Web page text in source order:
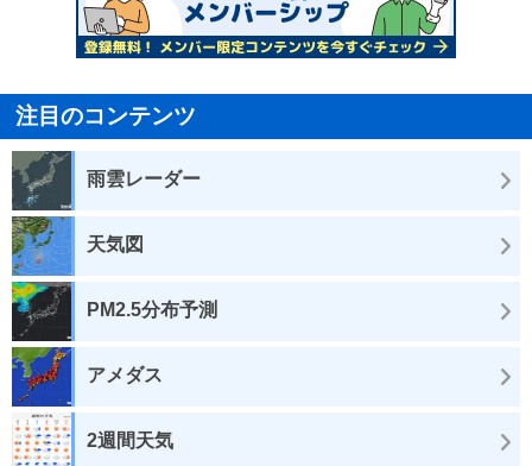
注目のコンテンツ
雨雲レーダー
天気図
PM2.5分布予測
アメダス
2週間天気